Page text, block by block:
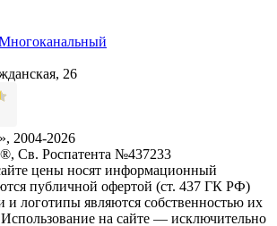
26
2004-2026
Роспатента №4​3​7​2​3​3
цены носят информационный
публичной офертой (ст. 437 ГК РФ)
и логотипы являются собственностью их
Использование на сайте — исключительно